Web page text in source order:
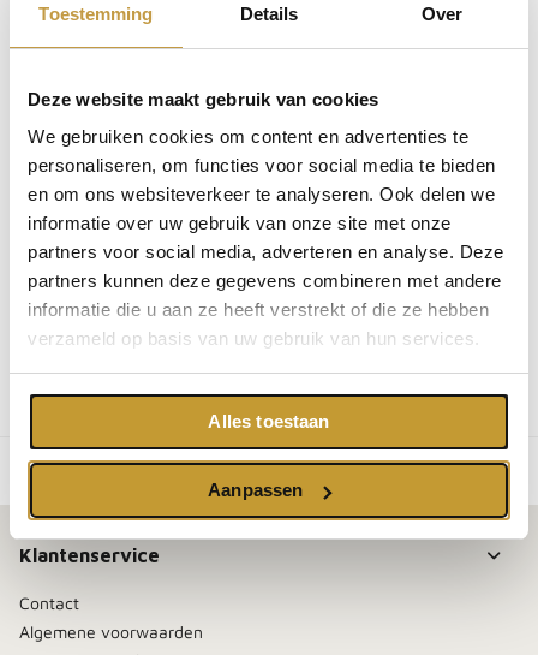
Toestemming Details Over
Deze website maakt gebruik van cookies
We gebruiken cookies om content en advertenties te
personaliseren, om functies voor social media te bieden
en om ons websiteverkeer te analyseren. Ook delen we
informatie over uw gebruik van onze site met onze
partners voor social media, adverteren en analyse. Deze
partners kunnen deze gegevens combineren met andere
informatie die u aan ze heeft verstrekt of die ze hebben
verzameld op basis van uw gebruik van hun services.
Alles toestaan
Aanpassen
Afhalen inons magazijn
Achteraf betalen
Gratis verzending vanaf € 50,-
Indien op voorraad & besteld voor 13:00, zelfde dag
verzonden
i
Bestel direct mee
SKU:BS100
EAN:
You may also like
You may also like
Klantenservice
Contact
Algemene voorwaarden